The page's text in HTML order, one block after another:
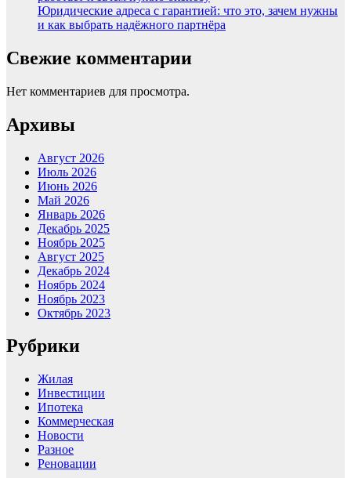
Юридические адреса с гарантией: что это, зачем нужны
и как выбрать надёжного партнёра
Свежие комментарии
Нет комментариев для просмотра.
Архивы
Август 2026
Июль 2026
Июнь 2026
Май 2026
Январь 2026
Декабрь 2025
Ноябрь 2025
Август 2025
Декабрь 2024
Ноябрь 2024
Ноябрь 2023
Октябрь 2023
Рубрики
Жилая
Инвестиции
Ипотека
Коммерческая
Новости
Разное
Реновации